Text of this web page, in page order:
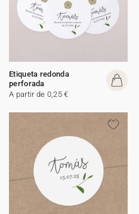
Etiqueta redonda
perforada
A partir de 0,25 €